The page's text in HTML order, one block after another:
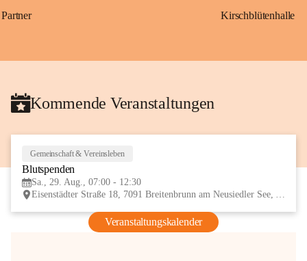
Partner Kirschblütenhalle
Kommende Veranstaltungen
Gemeinschaft & Vereinsleben
Blutspenden
Sa., 29. Aug., 07:00 - 12:30
Eisenstädter Straße 18, 7091 Breitenbrunn am Neusiedler See, AUT
Veranstaltungskalender